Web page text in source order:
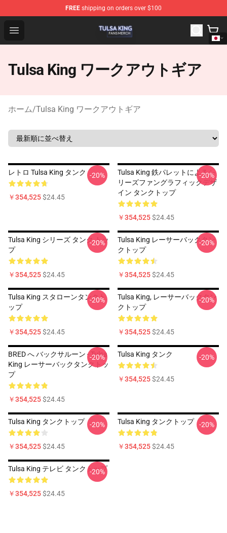
FREE shipping on orders over $100
Open menu
Tulsa King Shop - Official Tulsa King Merchandise Store
Tulsa King ワークアウトギア
ホーム/Tulsa King ワークアウトギア
レトロ Tulsa King タンク
￥354,525$24.45
-20%
Tulsa King 鉄パレットによるシ
リーズファングラフィックデザ
イン タンクトップ
￥354,525$24.45
-20%
Tulsa King シリーズ タンク トッ
プ
￥354,525$24.45
-20%
Tulsa King レーサーバックタン
クトップ
￥354,525$24.45
-20%
Tulsa King スタローンタンクト
ップ
￥354,525$24.45
-20%
Tulsa King, レーサーバックタン
クトップ
￥354,525$24.45
-20%
BRED へ バックサルーン - Tulsa
King レーサーバックタンクトッ
プ
￥354,525$24.45
-20% Tulsa King タンク
￥354,525$24.45
-20%
Tulsa King タンクトップ
￥354,525$24.45
-20% Tulsa King タンクトップ
￥354,525$24.45
-20%
Tulsa King テレビ タンクトップ
￥354,525$24.45
-20%